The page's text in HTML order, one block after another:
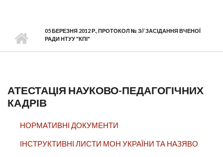
05 БЕРЕЗНЯ 2012 Р., ПРОТОКОЛ № 3// ЗАСІДАННЯ ВЧЕНОЇ
РАДИ НТУУ "КПІ"
АТЕСТАЦІЯ НАУКОВО-ПЕДАГОГІЧНИХ
КАДРІВ
НОРМАТИВНІ ДОКУМЕНТИ
ІНСТРУКТИВНІ ЛИСТИ МОН УКРАЇНИ ТА НАЗЯВО